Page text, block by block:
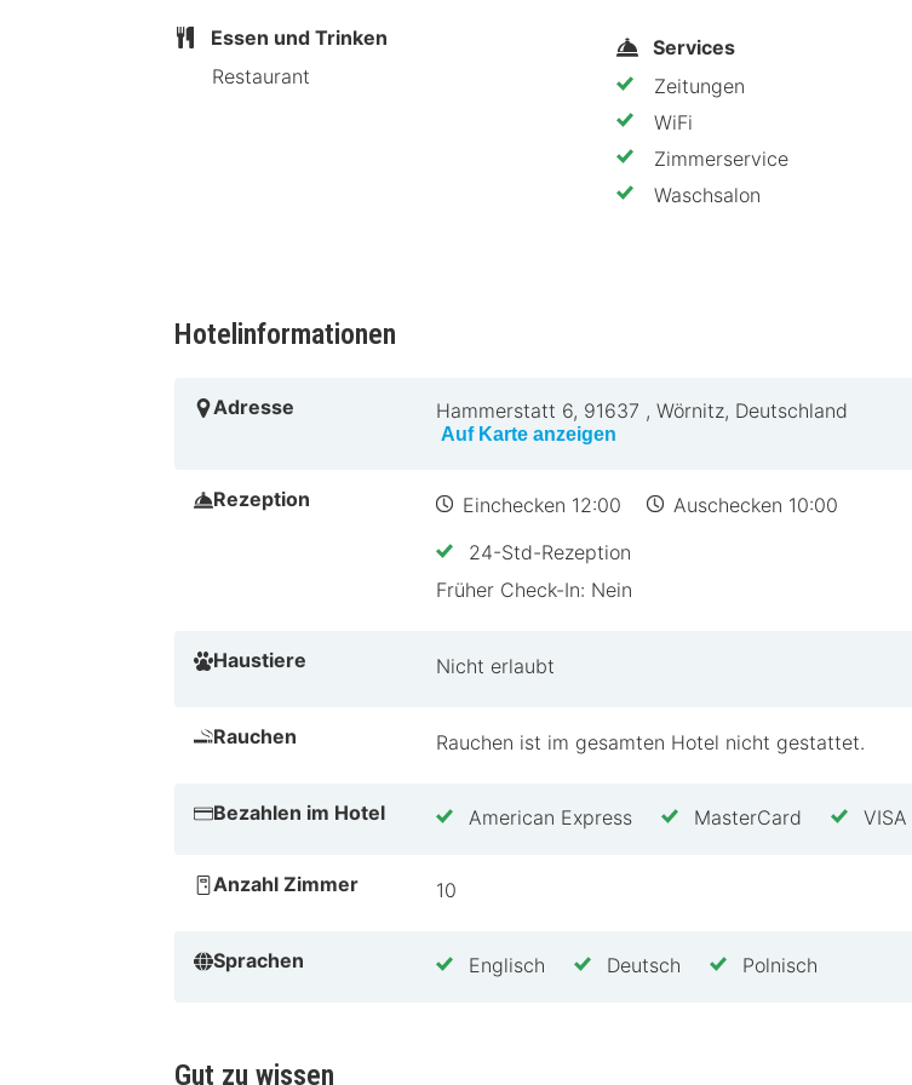
Essen und Trinken
Restaurant
Services
Zeitungen
WiFi
Zimmerservice
Waschsalon
Hotelinformationen
Adresse Hammerstatt 6, 91637 , Wörnitz, Deutschland
Auf Karte anzeigen
Rezeption Einchecken 12:00
Auschecken 10:00
24-Std-Rezeption
Früher Check-In: Nein
Haustiere Nicht erlaubt
Rauchen Rauchen ist im gesamten Hotel nicht gestattet.
Bezahlen im Hotel American Express MasterCard VISA
Anzahl Zimmer 10
Sprachen Englisch Deutsch Polnisch
Gut zu wissen